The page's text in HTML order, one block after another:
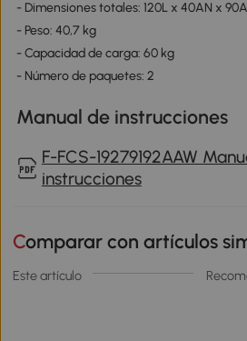
- Dimensiones totales: 120L x 40AN x
- Peso: 40,7 kg
- Capacidad de carga: 60 kg
- Número de paquetes: 2
Manual de instrucciones
F-FCS-19279192AAW
instrucciones
Comparar con artículos
Este artículo